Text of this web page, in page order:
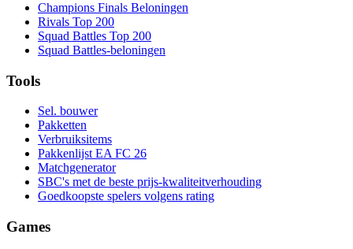
Champions Finals Beloningen
Rivals Top 200
Squad Battles Top 200
Squad Battles-beloningen
Tools
Sel. bouwer
Pakketten
Verbruiksitems
Pakkenlijst EA FC 26
Matchgenerator
SBC's met de beste prijs-kwaliteitverhouding
Goedkoopste spelers volgens rating
Games